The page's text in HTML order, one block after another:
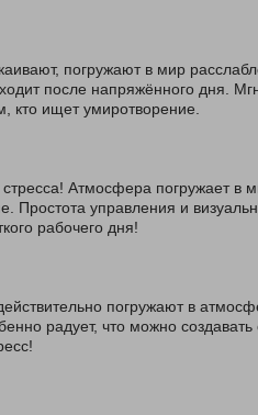
погружают в мир
после напряжённого дня.
кто ищет умиротворение.
Атмосфера погружает в
Простота управления и
рабочего дня!
погружают в
радует, что можно